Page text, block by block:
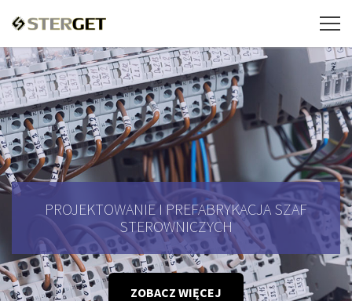
PROJEKTOWANIE I PREFABRYKACJA SZAF
STEROWNICZYCH
ZOBACZ WIĘCEJ